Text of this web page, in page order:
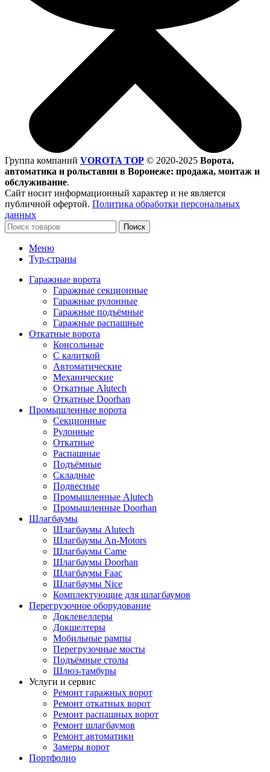
Группа компаний VOROTA TOP © 2020-2025 Ворота,
автоматика и рольставни в Воронеже: продажа, монтаж и
обслуживание.
Сайт носит информационный характер и не является
публичной офертой. Политика обработки персональных
данных
Поиск
Меню
Тур-страны
Гаражные ворота
Гаражные секционные
Гаражные рулонные
Гаражные подъёмные
Гаражные распашные
Откатные ворота
Консольные
С калиткой
Автоматические
Механические
Откатные Alutech
Откатные Doorhan
Промышленные ворота
Секционные
Рулонные
Откатные
Распашные
Подъёмные
Складные
Подвесные
Промышленные Alutech
Промышленные Doorhan
Шлагбаумы
Шлагбаумы Alutech
Шлагбаумы An-Motors
Шлагбаумы Came
Шлагбаумы Doorhan
Шлагбаумы Faac
Шлагбаумы Nice
Комплектующие для шлагбаумов
Перегрузочное оборудование
Доклевеллеры
Докшелтеры
Мобильные рампы
Перегрузочные мосты
Подъёмные столы
Шлюз-тамбуры
Услуги и сервис
Ремонт гаражных ворот
Ремонт откатных ворот
Ремонт распашных ворот
Ремонт шлагбаумов
Ремонт автоматики
Замеры ворот
Портфолио